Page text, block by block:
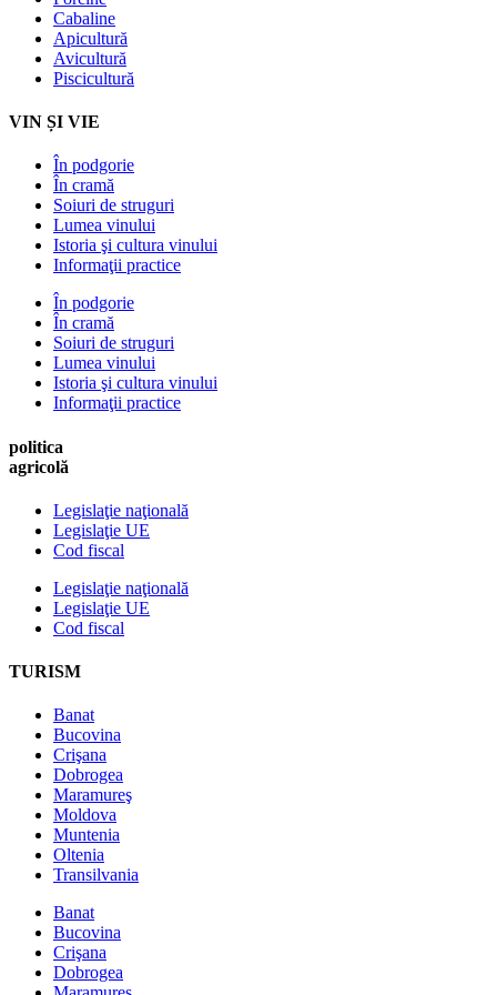
Cabaline
Apicultură
Avicultură
Piscicultură
VIN ȘI VIE
În podgorie
În cramă
Soiuri de struguri
Lumea vinului
Istoria şi cultura vinului
Informaţii practice
În podgorie
În cramă
Soiuri de struguri
Lumea vinului
Istoria şi cultura vinului
Informaţii practice
politica
agricolă
Legislaţie naţională
Legislaţie UE
Cod fiscal
Legislaţie naţională
Legislaţie UE
Cod fiscal
TURISM
Banat
Bucovina
Crişana
Dobrogea
Maramureş
Moldova
Muntenia
Oltenia
Transilvania
Banat
Bucovina
Crişana
Dobrogea